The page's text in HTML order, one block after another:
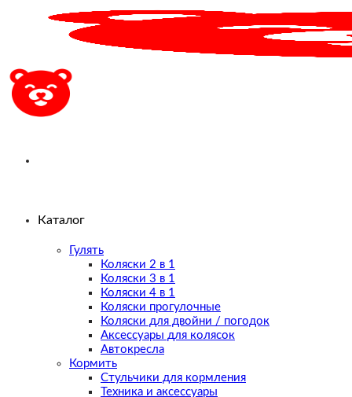
Каталог
Гулять
Коляски 2 в 1
Коляски 3 в 1
Коляски 4 в 1
Коляски прогулочные
Коляски для двойни / погодок
Аксессуары для колясок
Автокресла
Кормить
Стульчики для кормления
Техника и аксессуары